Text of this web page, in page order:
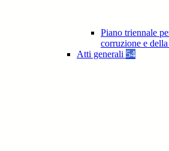
Piano triennale
corruzione e
Atti generali 54